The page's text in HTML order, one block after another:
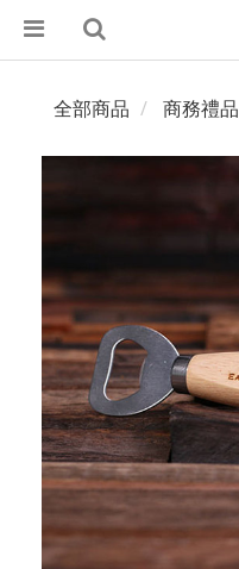
全部商品 商務禮品